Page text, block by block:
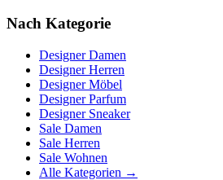
Nach Kategorie
Designer Damen
Designer Herren
Designer Möbel
Designer Parfum
Designer Sneaker
Sale Damen
Sale Herren
Sale Wohnen
Alle Kategorien →